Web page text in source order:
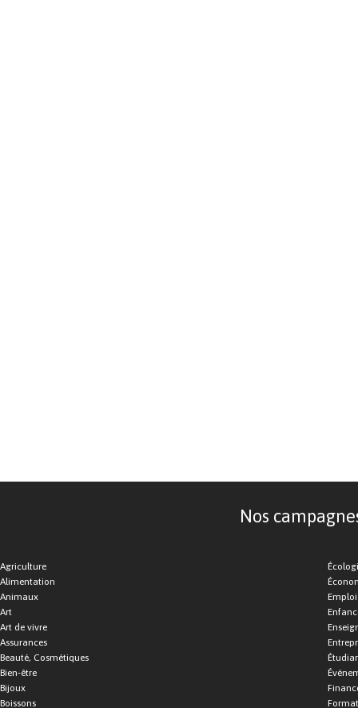
Nos
Agriculture
Alimentation
Animaux
Art
Art de vivre
Assurances
Beauté, Cosmétiques
Bien-être
Bijoux
Boissons
Emploi